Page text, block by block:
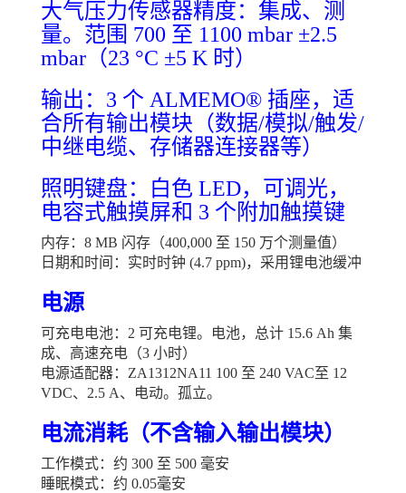
大气压力传感器精度：集成、测
量。范围 700 至 1100 mbar ±2.5
mbar（23 °C ±5 K 时）
输出：3 个 ALMEMO® 插座，适
合所有输出模块（数据/模拟/触发/
中继电缆、存储器连接器等）
照明键盘：白色 LED，可调光，
电容式触摸屏和 3 个附加触摸键
内存：8 MB 闪存（400,000 至 150 万个测量值）
日期和时间：实时时钟 (4.7 ppm)，采用锂电池缓冲
电源
可充电电池：2 可充电锂。电池，总计 15.6 Ah 集
成、高速充电（3 小时）
电源适配器：ZA1312NA11 100 至 240 VAC至 12
VDC、2.5 A、电动。孤立。
电流消耗（不含输入输出模块）
工作模式：约 300 至 500 毫安
睡眠模式：约 0.05毫安